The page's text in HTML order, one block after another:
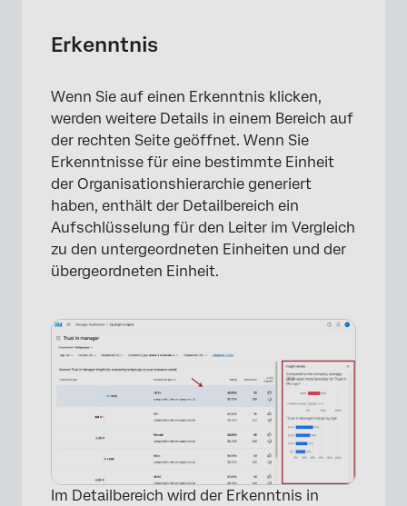
Erkenntnis
Wenn Sie auf einen Erkenntnis klicken,
werden weitere Details in einem Bereich auf
der rechten Seite geöffnet. Wenn Sie
Erkenntnisse für eine bestimmte Einheit
der Organisationshierarchie generiert
haben, enthält der Detailbereich ein
Aufschlüsselung für den Leiter im Vergleich
zu den untergeordneten Einheiten und der
übergeordneten Einheit.
Im Detailbereich wird der Erkenntnis in